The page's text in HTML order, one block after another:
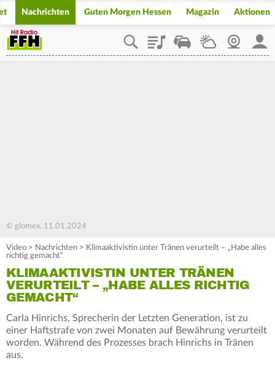
Nachrichten Guten Morgen Hessen Magazin Aktionen
PlaylistStaupilotWetterWebcam
© glomex, 11.01.2024
Video > Nachrichten > Klimaaktivistin unter Tränen verurteilt – „Habe alles
richtig gemacht“
KLIMAAKTIVISTIN UNTER TRÄNEN
VERURTEILT – „HABE ALLES RICHTIG
GEMACHT“
Carla Hinrichs, Sprecherin der Letzten Generation, ist zu
einer Haftstrafe von zwei Monaten auf Bewährung verurteilt
worden. Während des Prozesses brach Hinrichs in Tränen
aus.